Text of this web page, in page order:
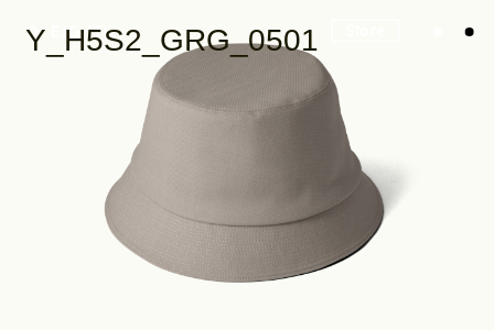
Construction
Y_H5S2_GRG_0501